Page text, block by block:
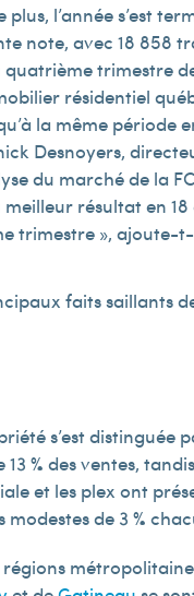
plus, l’année s’est
note, avec 18 858
trimestre
résidentiel
la même période
Desnoyers,
du marché de la
meilleur résultat en
trimestre », ajoute-
faits saillants
s’est distinguée
13 % des ventes,
et les plex ont
modestes de 3 %